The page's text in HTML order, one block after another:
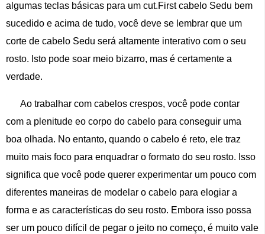
algumas teclas básicas para um cut.First cabelo Sedu bem
sucedido e acima de tudo, você deve se lembrar que um
corte de cabelo Sedu será altamente interativo com o seu
rosto. Isto pode soar meio bizarro, mas é certamente a
verdade.
Ao trabalhar com cabelos crespos, você pode contar
com a plenitude eo corpo do cabelo para conseguir uma
boa olhada. No entanto, quando o cabelo é reto, ele traz
muito mais foco para enquadrar o formato do seu rosto. Isso
significa que você pode querer experimentar um pouco com
diferentes maneiras de modelar o cabelo para elogiar a
forma e as características do seu rosto. Embora isso possa
ser um pouco difícil de pegar o jeito no começo, é muito vale